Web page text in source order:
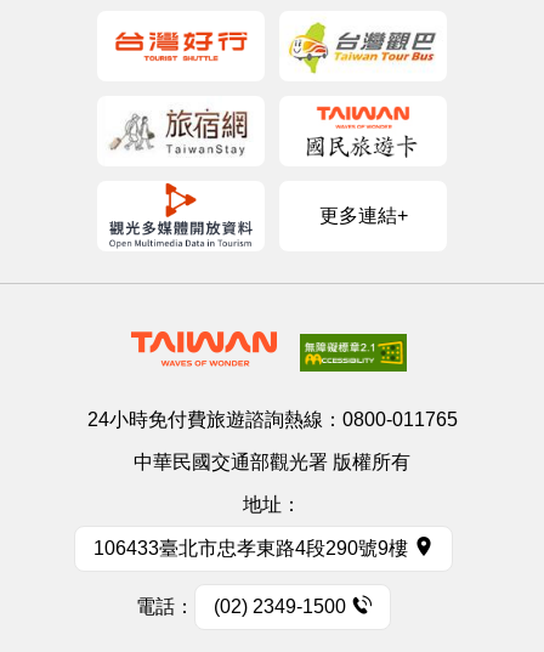
更多連結+
24小時免付費旅遊諮詢熱線： 0800-011765
中華民國交通部觀光署 版權所有
地址：
106433臺北市忠孝東路4段290號9樓
電話： (02) 2349-1500